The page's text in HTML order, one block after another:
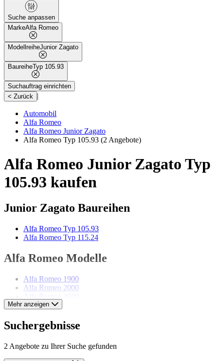
Suche anpassen
MarkeAlfa Romeo
ModellreiheJunior Zagato
BaureiheTyp 105.93
Suchauftrag einrichten
< Zurück |
Automobil
Alfa Romeo
Alfa Romeo Junior Zagato
Alfa Romeo Typ 105.93 (2 Angebote)
Alfa Romeo Junior Zagato Typ
105.93 kaufen
Junior Zagato Baureihen
Alfa Romeo Typ 105.93
Alfa Romeo Typ 115.24
Alfa Romeo Modelle
Alfa Romeo 1900
Alfa Romeo 2000
Alfa Romeo 6C
Alfa Romeo Alfetta
Alfa Romeo Giulia
Alfa Romeo GTV
Alfa Romeo Montreal
Mehr anzeigen
Suchergebnisse
2 Angebote zu Ihrer Suche gefunden